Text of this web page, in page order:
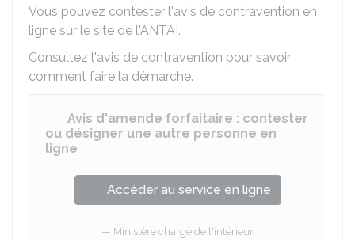
Vous pouvez contester l'avis de contravention en
ligne sur le site de l'ANTAI.
Consultez l'avis de contravention pour savoir
comment faire la démarche.
Avis d'amende forfaitaire : contester
ou désigner une autre personne en
ligne
Accéder au service en ligne
Ministère chargé de l'intérieur